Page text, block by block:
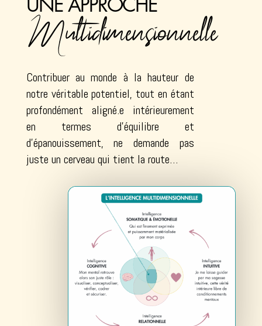
UNE APPROCHE
Multidimensionnelle
Contribuer au monde à la hauteur de
notre véritable potentiel, tout en étant
profondément aligné.e intérieurement
en termes d’équilibre et
d’épanouissement, ne demande pas
juste un cerveau qui tient la route…